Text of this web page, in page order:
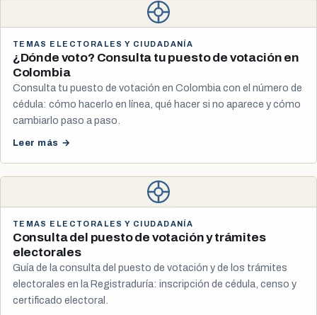
TEMAS ELECTORALES Y CIUDADANÍA
¿Dónde voto? Consulta tu puesto de votación en
Colombia
Consulta tu puesto de votación en Colombia con el número de
cédula: cómo hacerlo en línea, qué hacer si no aparece y cómo
cambiarlo paso a paso.
Leer más →
TEMAS ELECTORALES Y CIUDADANÍA
Consulta del puesto de votación y trámites
electorales
Guía de la consulta del puesto de votación y de los trámites
electorales en la Registraduría: inscripción de cédula, censo y
certificado electoral.